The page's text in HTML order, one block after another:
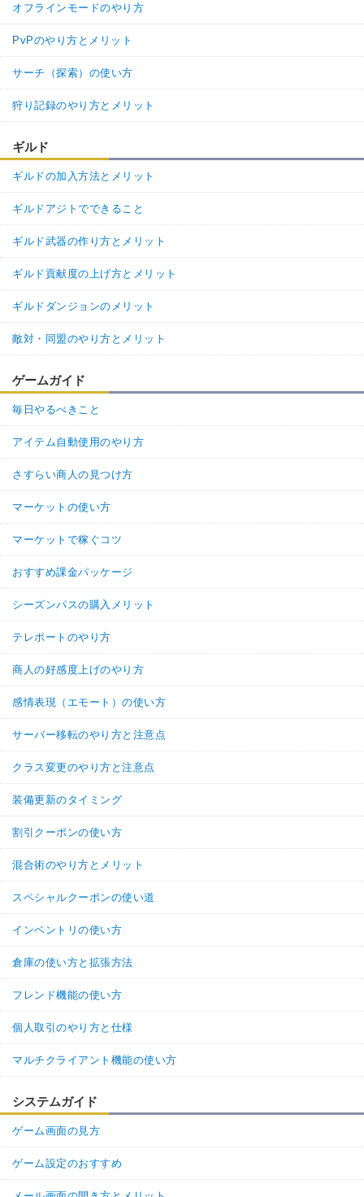
オフラインモードのやり方
PvPのやり方とメリット
サーチ（探索）の使い方
狩り記録のやり方とメリット
ギルド
ギルドの加入方法とメリット
ギルドアジトでできること
ギルド武器の作り方とメリット
ギルド貢献度の上げ方とメリット
ギルドダンジョンのメリット
敵対・同盟のやり方とメリット
ゲームガイド
毎日やるべきこと
アイテム自動使用のやり方
さすらい商人の見つけ方
マーケットの使い方
マーケットで稼ぐコツ
おすすめ課金パッケージ
シーズンパスの購入メリット
テレポートのやり方
商人の好感度上げのやり方
感情表現（エモート）の使い方
サーバー移転のやり方と注意点
クラス変更のやり方と注意点
装備更新のタイミング
割引クーポンの使い方
混合術のやり方とメリット
スペシャルクーポンの使い道
インベントリの使い方
倉庫の使い方と拡張方法
フレンド機能の使い方
個人取引のやり方と仕様
マルチクライアント機能の使い方
システムガイド
ゲーム画面の見方
ゲーム設定のおすすめ